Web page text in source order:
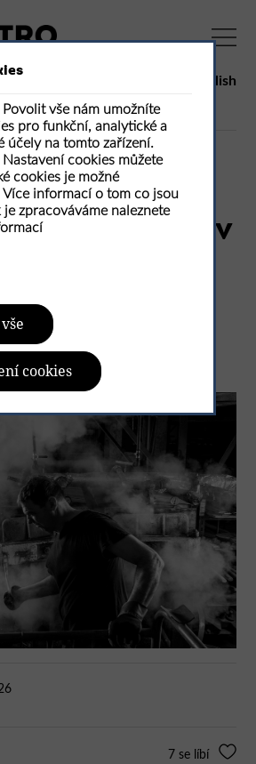
vše nám umožníte
pro funkční, analytické a
účely na tomto zařízení.
cookies můžete
cookies je možné
Více informací o tom co jsou
je zpracováváme naleznete
cookies
English
ohýbaného
továrny v
která
židle
7 se líbí